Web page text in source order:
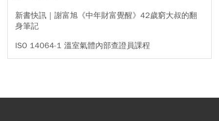
新書快訊｜謝富旭《中年財富覺醒》42歲窮大叔的翻
身筆記
ISO 14064-1 溫室氣體內部查證員課程